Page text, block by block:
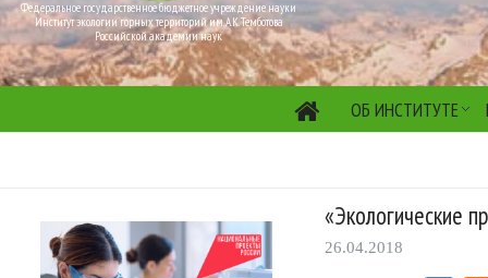
Федеральное государственное бюджетное учреждение науки
Институт экологии горных территорий им. А.К. Темботова
Российской академии наук
ОБ ИНСТИТУТЕ
«Экологические
26.04.2018